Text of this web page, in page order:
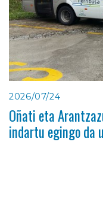
2026/07/24
Oñati eta
indartu egingo da